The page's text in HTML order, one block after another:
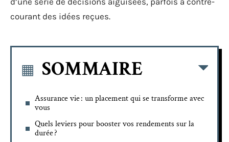
courant des idées reçues.
SOMMAIRE
Assurance vie : un placement qui se transforme avec
vous
Quels leviers pour booster vos rendements sur la
durée ?